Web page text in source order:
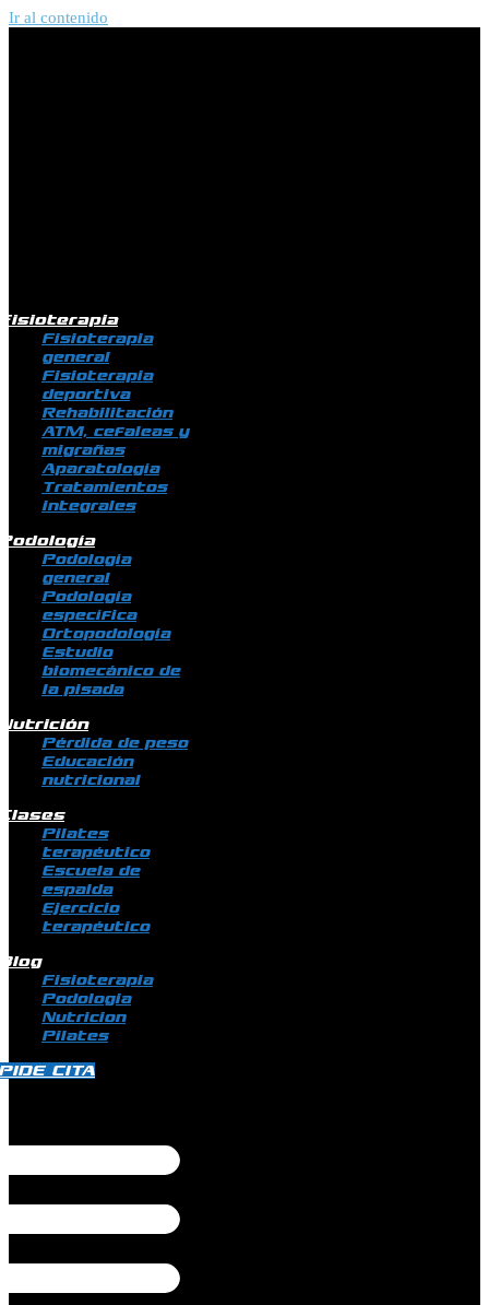
Ir al contenido
Fisioterapia
general
Fisioterapia
deportiva
Rehabilitación
ATM, cefaleas y
migrañas
Aparatología
Tratamientos
integrales
Podología
general
Podología
específica
Ortopodología
Estudio
biomecánico de
la pisada
Pérdida de peso
Educación
nutricional
Pilates
terapéutico
Escuela de
espalda
Ejercicio
terapéutico
Fisioterapia
Podologia
Nutricion
Pilates
CITA